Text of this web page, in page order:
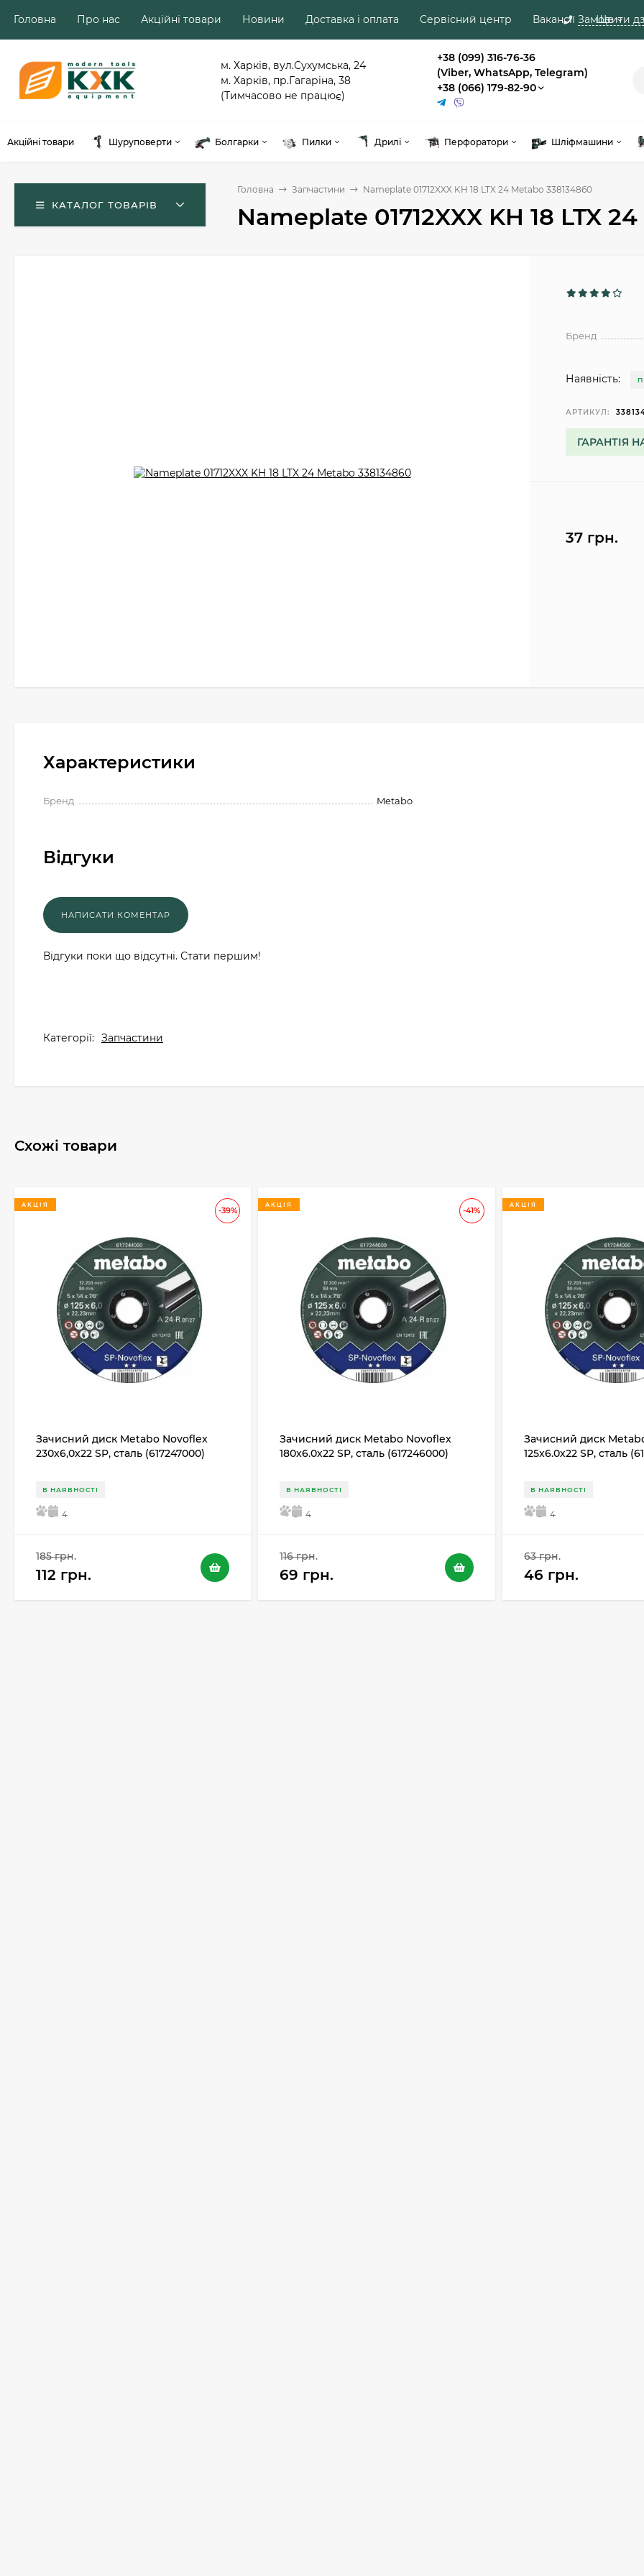
Замовити
Головна Про нас Акційні товари Новини Доставка і оплата Сервісний центр Вакансії Ще
м. Харків, вул.Сухумська, 24
м. Харків, пр.Гагаріна, 38
(Тимчасово не працює)
+38 (099) 316-76-36
(Viber, WhatsApp, Telegram)
+38 (066) 179-82-90
Акційні товари Шуруповерти Болгарки Пилки Дрилі Перфоратори Шліфмашини
КАТАЛОГ ТОВАРІВ
Головна Запчастини Nameplate 01712XXX KH 18 LTX 24 Metabo 338134860
Nameplate 01712XXX KH 18 LTX
Бренд
Наявність:
АРТИКУЛ:
ГАРАНТІЯ
37 грн.
Характеристики
Бренд Metabo
Відгуки
Відгуки поки що відсутні. Стати першим!
Категорії: Запчастини
Схожі товари
-39%
АКЦІЯ
Зачисний диск Metabo Novoflex
230x6,0х22 SP, сталь (617247000)
В НАЯВНОСТІ
5 4
185 грн.
112 грн.
-41%
АКЦІЯ
Зачисний диск Metabo Novoflex
180x6.0х22 SP, сталь (617246000)
В НАЯВНОСТІ
5 4
116 грн.
69 грн.
АКЦІЯ
Зачисний диск
125x6.0х22 SP, сталь
В НАЯВНОСТІ
5 4
63 грн.
46 грн.